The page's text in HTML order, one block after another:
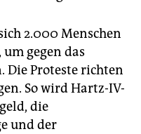
2.000 Menschen
gegen das
Die Proteste richten
So wird Hartz-IV-
die
und der